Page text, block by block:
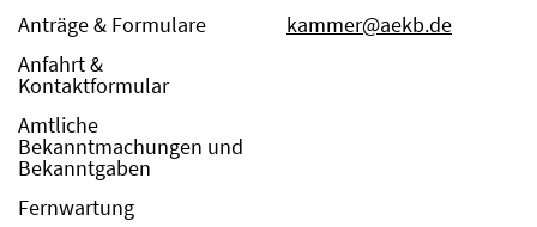
Anträge & Formulare
Anfahrt &
Kontaktformular
Amtliche
Bekanntmachungen und
Bekanntgaben
Fernwartung
kammer@aekb.de